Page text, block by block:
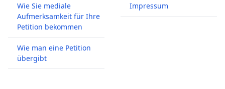
Wie Sie mediale
Aufmerksamkeit für Ihre
Petition bekommen
Wie man eine Petition
übergibt
Impressum